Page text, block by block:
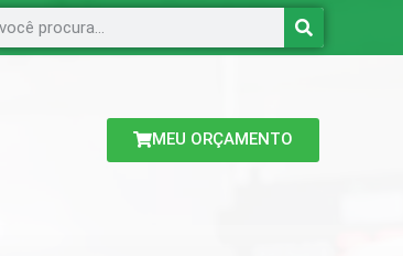
MEU ORÇAMENTO